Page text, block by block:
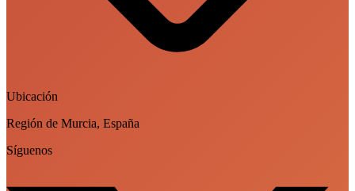
Ubicación
Región de Murcia, España
Síguenos